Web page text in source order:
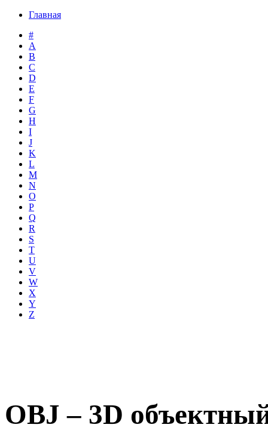
Главная
#
A
B
C
D
E
F
G
H
I
J
K
L
M
N
O
P
Q
R
S
T
U
V
W
X
Y
Z
OBJ – 3D